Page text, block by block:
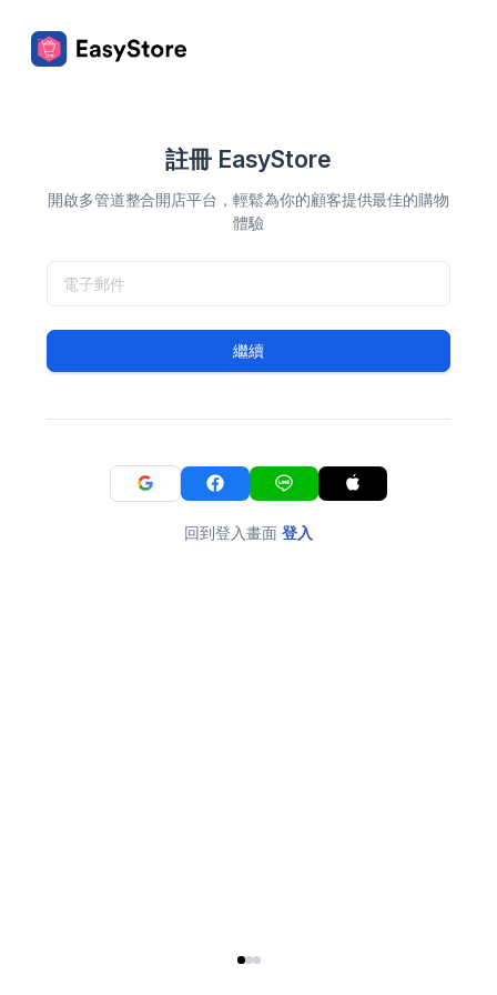
註冊 EasyStore
開啟多管道整合開店平台，輕鬆為你的顧客提供最佳的購物
體驗
繼續
回到登入畫面 登入